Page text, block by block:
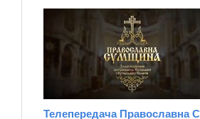
Телепередача Православна